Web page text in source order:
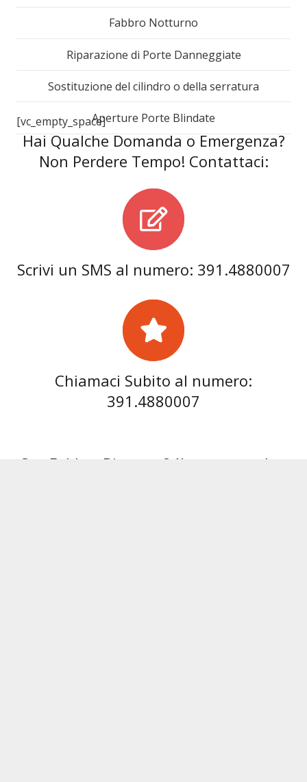
Fabbro Notturno
Riparazione di Porte Danneggiate
Sostituzione del cilindro o della serratura
Aperture Porte Blindate
[vc_empty_space]
Hai Qualche Domanda o Emergenza?
Non Perdere Tempo! Contattaci:
Scrivi un SMS al numero: 391.4880007
Chiamaci Subito al numero:
391.4880007
Sos Fabbro Binasco 24h opera anche: